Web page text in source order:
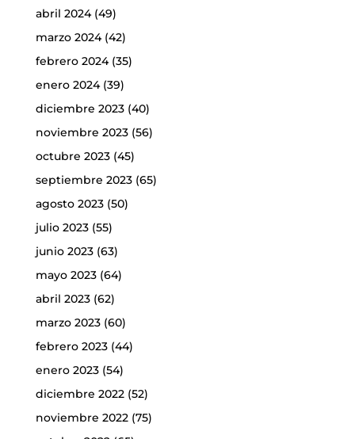
abril 2024(49)
marzo 2024(42)
febrero 2024(35)
enero 2024(39)
diciembre 2023(40)
noviembre 2023(56)
octubre 2023(45)
septiembre 2023(65)
agosto 2023(50)
julio 2023(55)
junio 2023(63)
mayo 2023(64)
abril 2023(62)
marzo 2023(60)
febrero 2023(44)
enero 2023(54)
diciembre 2022(52)
noviembre 2022(75)